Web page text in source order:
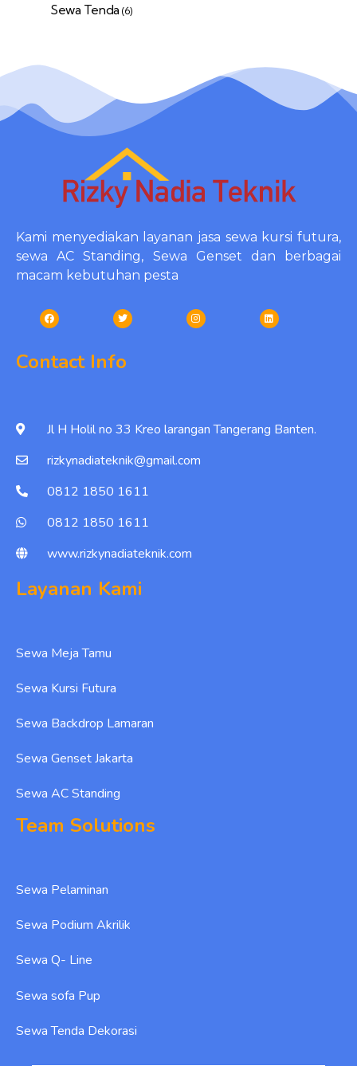
Sewa Tenda (6)
Kami menyediakan layanan jasa sewa kursi futura,
sewa AC Standing, Sewa Genset dan berbagai
macam kebutuhan pesta
Contact Info
Jl H Holil no 33 Kreo larangan Tangerang Banten.
rizkynadiateknik@gmail.com
0812 1850 1611
0812 1850 1611
www.rizkynadiateknik.com
Layanan Kami
Sewa Meja Tamu
Sewa Kursi Futura
Sewa Backdrop Lamaran
Sewa Genset Jakarta
Sewa AC Standing
Team Solutions
Sewa Pelaminan
Sewa Podium Akrilik
Sewa Q- Line
Sewa sofa Pup
Sewa Tenda Dekorasi